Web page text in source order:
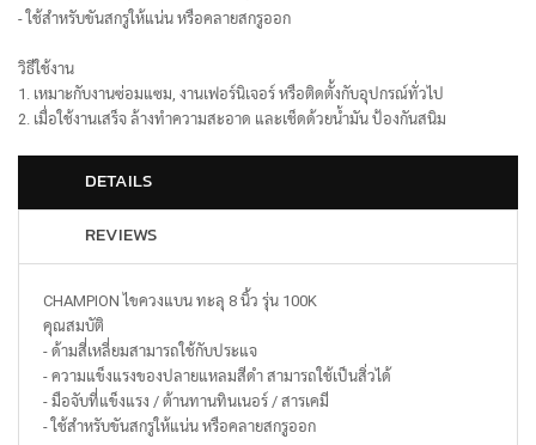
- ใช้สำหรับขันสกรูให้แน่น หรือคลายสกรูออก
วิธีใช้งาน
1. เหมาะกับงานซ่อมแซม, งานเฟอร์นิเจอร์ หรือติดตั้งกับอุปกรณ์ทั่วไป
2. เมื่อใช้งานเสร็จ ล้างทำความสะอาด และเช็ดด้วยน้ำมัน ป้องกันสนิม
DETAILS
REVIEWS
CHAMPION ไขควงแบน ทะลุ 8 นิ้ว รุ่น 100K
คุณสมบัติ
- ด้ามสี่เหลี่ยมสามารถใช้กับประแจ
- ความแข็งแรงของปลายแหลมสีดำ สามารถใช้เป็นสิ่วได้
- มือจับที่แข็งแรง / ต้านทานทินเนอร์ / สารเคมี
- ใช้สำหรับขันสกรูให้แน่น หรือคลายสกรูออก